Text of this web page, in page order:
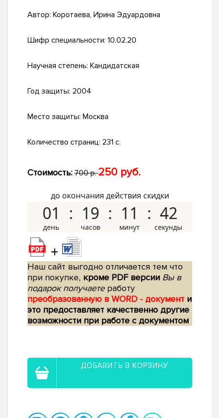
Автор: Коротаева, Ирина Эдуардовна
Шифр специальности: 10.02.20
Научная степень: Кандидатская
Год защиты: 2004
Место защиты: Москва
Количество страниц: 231 с.
Стоимость: 700 р.250 руб.
до окончания действия скидки
01 19 11 41
+
Наш сайт выгодно отличается тем что
при покупке, кроме PDF версии Вы в
подарок получаетеработу
преобразованную в WORD - документ и
это предоставляет качественно другие
возможности при работе с документом
ДОБАВИТЬ В КОРЗИНУ